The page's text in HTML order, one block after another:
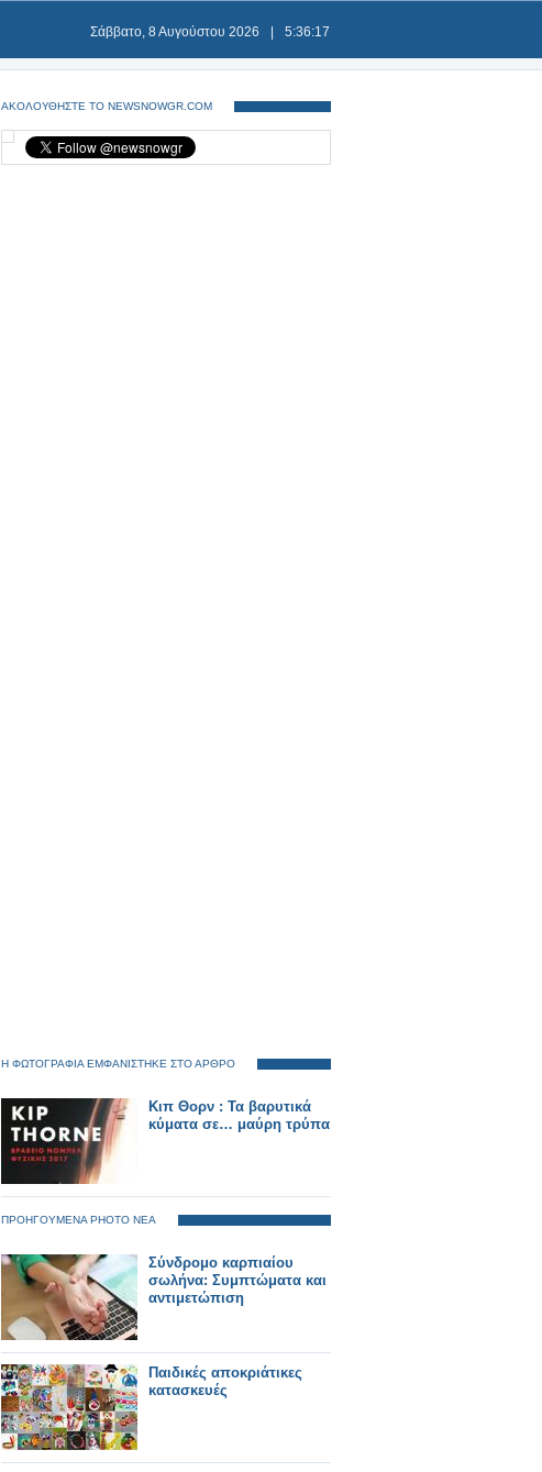
Σάββατο, 8 Αυγούστου 2026 5:36:17
ΑΚΟΛΟΥΘΗΣΤΕ ΤΟ NEWSNOWGR.COM
Η ΦΩΤΟΓΡΑΦΙΑ ΕΜΦΑΝΙΣΤΗΚΕ ΣΤΟ ΑΡΘΡΟ
Κιπ Θορν : Τα βαρυτικά
κύματα σε… μαύρη τρύπα
ΠΡΟΗΓΟΥΜΕΝΑ PHOTO ΝΕΑ
Σύνδρομο καρπιαίου
σωλήνα: Συμπτώματα και
αντιμετώπιση
Παιδικές αποκριάτικες
κατασκευές